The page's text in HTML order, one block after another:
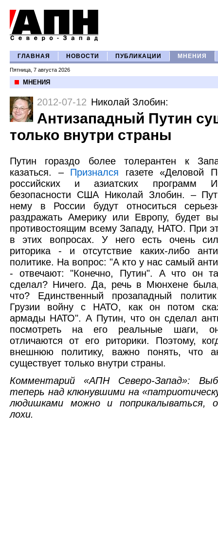
ГЛАВНАЯ НОВОСТИ ПУБЛИКАЦИИ МНЕНИЯ
Пятница, 7 августа 2026
МНЕНИЯ
2012-07-12 Николай Злобин:
Антизападный Путин
только внутри страны
Путин гораздо более толерантен к
казаться. – Признался газете «Деловой
российских и азиатских программ
безопасности США Николай Злобин. –
нему в России будут относиться
раздражать Америку или Европу, будет
противостоящим всему Западу, НАТО. При
в этих вопросах. У него есть очень
риторика - и отсутствие каких-либо
политике. На вопрос: "А кто у нас самый
- отвечают: "Конечно, Путин". А что он
сделал? Ничего. Да, речь в Мюнхене
что? Единственный прозападный
Грузии войну с НАТО, как он потом
армады НАТО". А Путин, что он сделал
посмотреть на его реальные шаги,
отличаются от его риторики. Поэтому,
внешнюю политику, важно понять, что
существует только внутри страны.
Комментарий «АПН Северо-Запад»:
теперь над клюнувшими на
людишками можно и поприкалываться,
лохи.